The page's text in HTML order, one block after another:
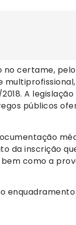
no certame,
A
públicos
da inscrição
como a